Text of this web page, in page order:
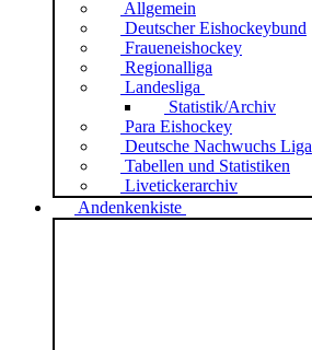
Allgemein
Deutscher Eishockeybund
Fraueneishockey
Regionalliga
Landesliga
Statistik/Archiv
Para Eishockey
Deutsche Nachwuchs Liga
Tabellen und Statistiken
Livetickerarchiv
Andenkenkiste